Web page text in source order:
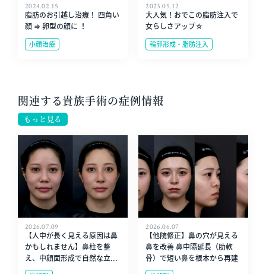
2024.02.15
脂肪のお引越し治療！ 四角い
顔 ⇒ 卵型の顔に ！
小顔治療
2023.05.12
大人気！おでこの脂肪注入で
女らしさアップ☆
輪郭形成・脂肪注入
関連する貴族手術の症例情報
もっと見る
2026.07.09
【人中が長く見える原因は鼻
かもしれません】鼻柱を整
え、中顔面形成で自然な立...
2026.06.07
【他院修正】鼻の穴が見える
鼻を改善 鼻中隔延長（肋軟
骨）で短い鼻を根本から再建